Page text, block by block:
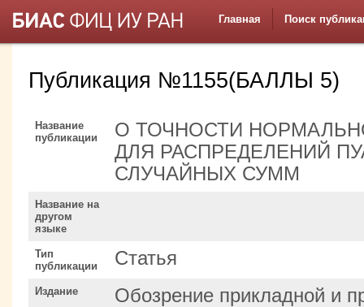
Главная Поиск
Публикация №1155(БАЛЛЫ 5)
Название
публикации
О ТОЧНОСТИ
ДЛЯ РАСПРЕДЕЛЕНИЙ
СЛУЧАЙНЫХ СУММ
Название на
другом
языке
Тип
публикации
Статья
Издание Обозрение прикладной и